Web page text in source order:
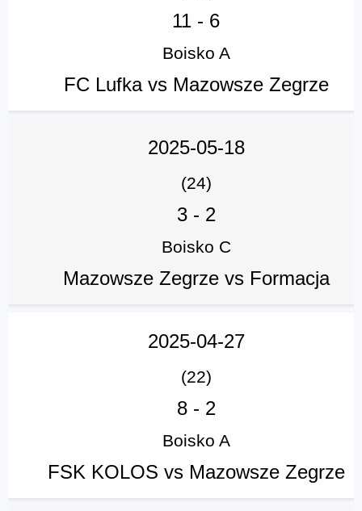
11 - 6
Boisko A
FC Lufka vs Mazowsze Zegrze
2025-05-18
(24)
3- 2
Boisko C
Mazowsze Zegrze vs Formacja
2025-04-27
(22)
8- 2
Boisko A
FSK KOLOS vs Mazowsze Zegrze